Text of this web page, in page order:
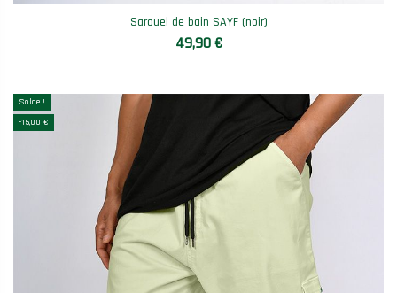
Sarouel de bain SAYF (noir)
49,90 €
Solde !
-15,00 €